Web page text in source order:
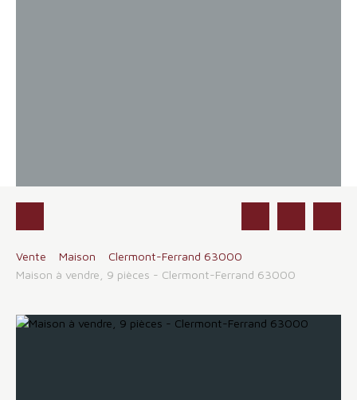
Vente Maison
Clermont-Ferrand 63000
Maison à vendre, 9 pièces - Clermont-Ferrand 63000